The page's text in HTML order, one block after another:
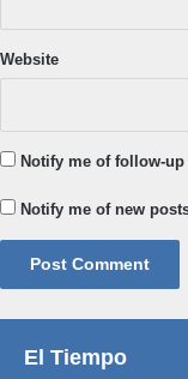
Website
Notify me of follow-
Notify me of new
El Tiempo